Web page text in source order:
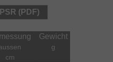
(PDF)
Gewicht
g
cm